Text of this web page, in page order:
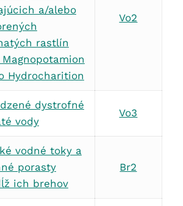
a/alebo
rastlín
Hydrocharition
Vo2
dystrofné
vody
Vo3
vodné toky a
porasty
ich brehov
Br2